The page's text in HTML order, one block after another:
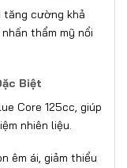
tăng cường khả
thẩm mỹ nổi
Biệt
Core 125cc, giúp
nhiên liệu.
êm ái, giảm thiểu